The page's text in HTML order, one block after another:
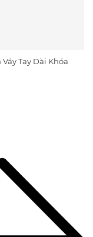
Tay Dài Khóa